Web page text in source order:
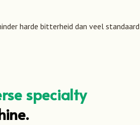
harde bitterheid dan veel standaard
specialty